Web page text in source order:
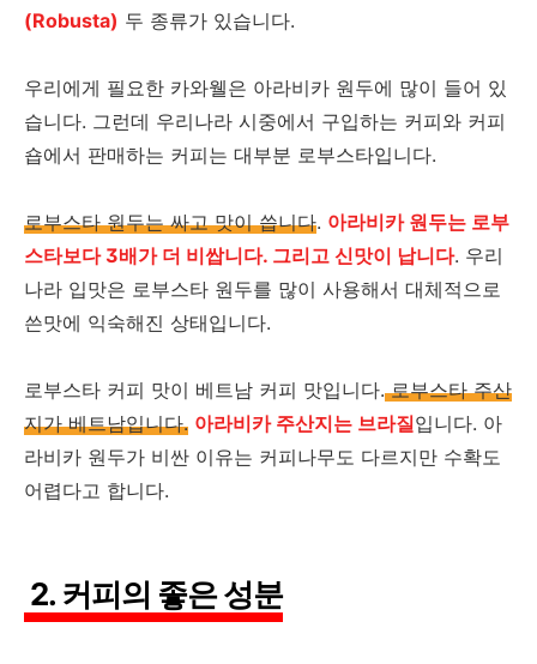
(Robusta) 두 종류가 있습니다.
우리에게 필요한 카와웰은 아라비카 원두에 많이 들어 있
습니다. 그런데 우리나라 시중에서 구입하는 커피와 커피
숍에서 판매하는 커피는 대부분 로부스타입니다.
로부스타 원두는 싸고 맛이 씁니다. 아라비카 원두는 로부
스타보다 3배가 더 비쌉니다. 그리고 신맛이 납니다. 우리
나라 입맛은 로부스타 원두를 많이 사용해서 대체적으로
쓴맛에 익숙해진 상태입니다.
로부스타 커피 맛이 베트남 커피 맛입니다.로부스타 주산
지가 베트남입니다. 아라비카 주산지는 브라질입니다. 아
라비카 원두가 비싼 이유는 커피나무도 다르지만 수확도
어렵다고 합니다.
2. 커피의 좋은 성분